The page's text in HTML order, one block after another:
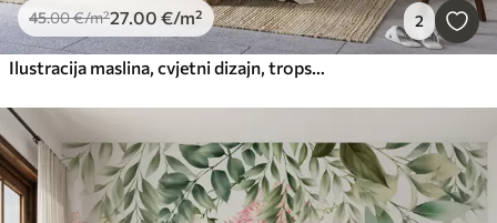
45.00€/m²27.00 €/m² 2
Ilustracija maslina, cvjetni dizajn, tropsko, akvarel, veliko lišće, bež boje